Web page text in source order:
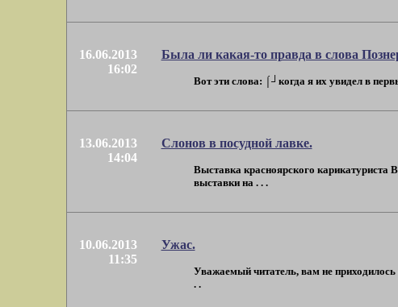
16.06.2013
16:02
Была ли какая-то правда в слова
Вот эти слова: ⌠┘когда я их увидел в
13.06.2013
14:04
Слонов в посудной лавке.
Выставка красноярского карикатуриста
выставки на . . .
10.06.2013
11:35
Ужас.
Уважаемый читатель, вам не
. .